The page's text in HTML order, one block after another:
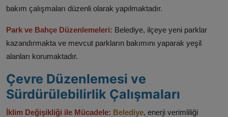
bakım çalışmaları düzenli olarak yapılmaktadır.​
Park ve Bahçe Düzenlemeleri: Belediye, ilçeye yeni parklar
kazandırmakta ve mevcut parkların bakımını yaparak yeşil
alanları korumaktadır.​
Çevre Düzenlemesi ve
Sürdürülebilirlik Çalışmaları
İklim Değişikliği ile Mücadele: Belediye, enerji verimliliği